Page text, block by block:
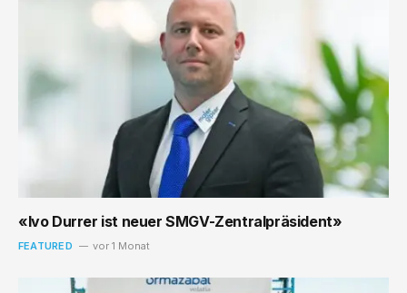
«Ivo Durrer ist neuer SMGV-Zentralpräsident»
FEATURED vor 1 Monat